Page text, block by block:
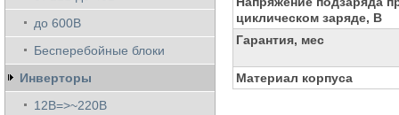
циклическом заряде, В
Гарантия, мес
Материал корпуса
до 600В
Бесперебойные блоки
Инверторы
12В=>~220В